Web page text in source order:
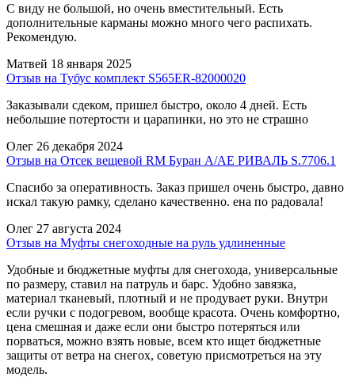
С виду не большой, но очень вместительный. Есть
дополнительные карманы можно много чего распихать.
Рекомендую.
Матвей 18 января 2025
Отзыв на Тубус комплект S565ER-82000020
Заказывали сдеком, пришел быстро, около 4 дней. Есть
небольшие потертости и царапинки, но это не страшно
Олег 26 декабря 2024
Отзыв на Отсек вещевой RM Буран А/АЕ РИВАЛЬ S.7706.1
Спасибо за оперативность. Заказ пришел очень быстро, давно
искал такую рамку, сделано качественно. ена по радовала!
Олег 27 августа 2024
Отзыв на Муфты снегоходные на руль удлиненные
Удобные и бюджетные муфты для снегохода, универсальные
по размеру, ставил на патруль и барс. Удобно завязка,
материал тканевый, плотный и не продувает руки. Внутри
если ручки с подогревом, вообще красота. Очень комфортно,
цена смешная и даже если они быстро потеряться или
порваться, можно взять новые, всем кто ищет бюджетные
защиты от ветра на снегох, советую присмотреться на эту
модель.